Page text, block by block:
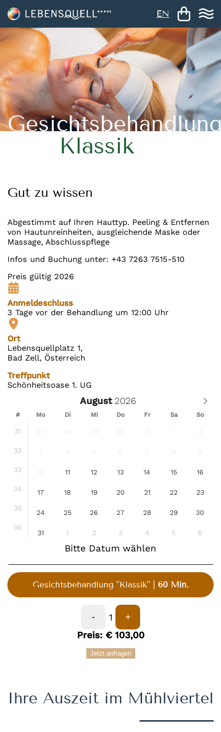
EN
Klassik
Gut zu wissen
Abgestimmt auf Ihren Hauttyp. Peeling & Entfernen
von Hautunreinheiten, ausgleichende Maske oder
Massage, Abschlusspflege
Infos und Buchung unter: +43 7263 7515-510
Preis gültig 2026
Anmeldeschluss
3 Tage vor der Behandlung um 12:00 Uhr
Ort
Lebensquellplatz 1,
Bad Zell, Österreich
Treffpunkt
Schönheitsoase 1. UG
August
#
31
32
33
34
35
36
Mo Di Mi Do Fr Sa So
11 12 13 14 15 16
17 18 19 20 21 22 23
24 25 26 27 28 29 30
31 1 2 3 4 5 6
Bitte Datum wählen
Gesichtsbehandlung "Klassik" 60 Min.
- 1 +
Preis: € 103,00
Jetzt anfragen
Ihre Auszeit im Mühlviertel